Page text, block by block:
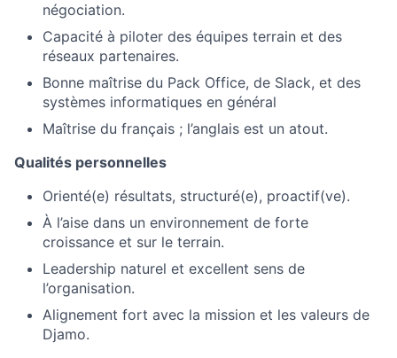
négociation.
Capacité à piloter des équipes terrain et des
réseaux partenaires.
Bonne maîtrise du Pack Office, de Slack, et des
systèmes informatiques en général
Maîtrise du français ; l’anglais est un atout.
Qualités personnelles
Orienté(e) résultats, structuré(e), proactif(ve).
À l’aise dans un environnement de forte
croissance et sur le terrain.
Leadership naturel et excellent sens de
l’organisation.
Alignement fort avec la mission et les valeurs de
Djamo.